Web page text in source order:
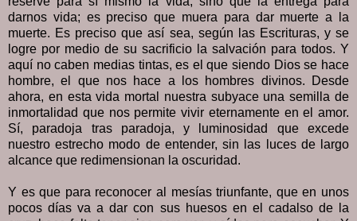
darnos vida; es preciso que muera para dar muerte a la
muerte. Es preciso que así sea, según las Escrituras, y se
logre por medio de su sacrificio la salvación para todos. Y
aquí no caben medias tintas, es el que siendo Dios se hace
hombre, el que nos hace a los hombres divinos. Desde
ahora, en esta vida mortal nuestra subyace una semilla de
inmortalidad que nos permite vivir eternamente en el amor.
Sí, paradoja tras paradoja, y luminosidad que excede
nuestro estrecho modo de entender, sin las luces de largo
alcance que redimensionan la oscuridad.
Y es que para reconocer al mesías triunfante, que en unos
pocos días va a dar con sus huesos en el cadalso de la